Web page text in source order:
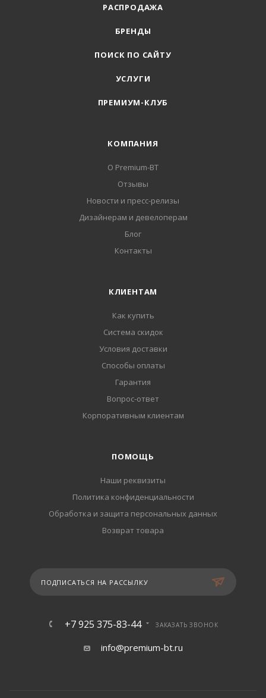
РАСПРОДАЖА
БРЕНДЫ
ПОИСК ПО САЙТУ
УСЛУГИ
ПРЕМИУМ-КЛУБ
КОМПАНИЯ
О Premium-BT
Отзывы
Новости и пресс-релизы
Дизайнерам и девелоперам
Блог
Контакты
КЛИЕНТАМ
Как купить
Система скидок
Условия доставки
Способы оплаты
Гарантия
Вопрос-ответ
Корпоративным клиентам
ПОМОЩЬ
Наши реквизиты
Политика конфиденциальности
Обработка и защита персональных данных
Возврат товара
ПОДПИСАТЬСЯ НА РАССЫЛКУ
+7 925 375-83-44 ЗАКАЗАТЬ ЗВОНОК
info@premium-bt.ru